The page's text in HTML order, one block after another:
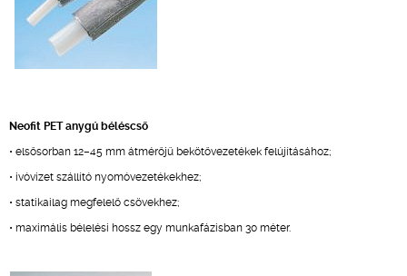
Neofit PET anygú béléscső
• elsősorban 12–45 mm átmérőjű bekötővezetékek felújításához;
• ivóvizet szállító nyomóvezetékekhez;
• statikailag megfelelő csövekhez;
• maximális bélelési hossz egy munkafázisban 30 méter.